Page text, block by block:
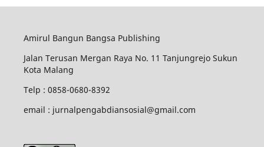
Amirul Bangun Bangsa Publishing
Jalan Terusan Mergan Raya No. 11 Tanjungrejo Sukun
Kota Malang
Telp : 0858-0680-8392
email : jurnalpengabdiansosial@gmail.com